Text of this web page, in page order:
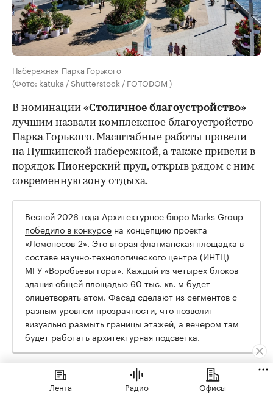
Набережная Парка Горького
(Фото: katuka / Shutterstock / FOTODOM )
В номинации «Столичное благоустройство»
лучшим назвали комплексное благоустройство
Парка Горького. Масштабные работы провели
на Пушкинской набережной, а также привели в
порядок Пионерский пруд, открыв рядом с ним
современную зону отдыха.
Весной 2026 года Архитектурное бюро Marks Group
победило в конкурсе на концепцию проекта
«Ломоносов-2». Это вторая флагманская площадка в
составе научно-технологического центра (ИНТЦ)
МГУ «Воробьевы горы». Каждый из четырех блоков
здания общей площадью 60 тыс. кв. м будет
олицетворять атом. Фасад сделают из сегментов с
разным уровнем прозрачности, что позволит
визуально размыть границы этажей, а вечером там
будет работать архитектурная подсветка.
Недвижимость
Лента Радио Офисы